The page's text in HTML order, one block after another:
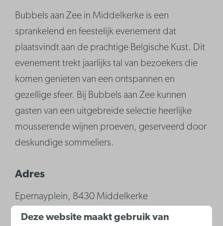
Bubbels aan Zee in Middelkerke is een
sprankelend en feestelijk evenement dat
plaatsvindt aan de prachtige Belgische Kust. Dit
evenement trekt jaarlijks tal van bezoekers die
komen genieten van een ontspannen en
gezellige sfeer. Bij Bubbels aan Zee kunnen
gasten van een uitgebreide selectie heerlijke
mousserende wijnen proeven, geserveerd door
deskundige sommeliers.
Adres
Epernayplein, 8430 Middelkerke
Website
Deze website maakt gebruik van